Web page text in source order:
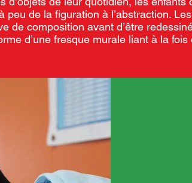
peu de la figuration à l’abstraction.
de composition avant d’être
d’une fresque murale liant à la